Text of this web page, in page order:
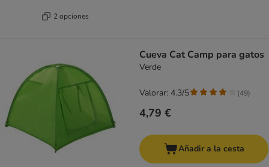
2 opciones
Cueva Cat Camp para gatos
Verde
4,79 €
Valorar: 4.3/5 (49)
Añadir a la cesta